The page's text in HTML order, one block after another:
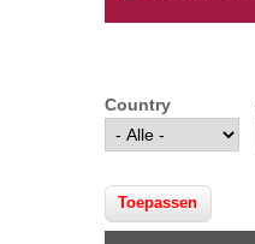
Country